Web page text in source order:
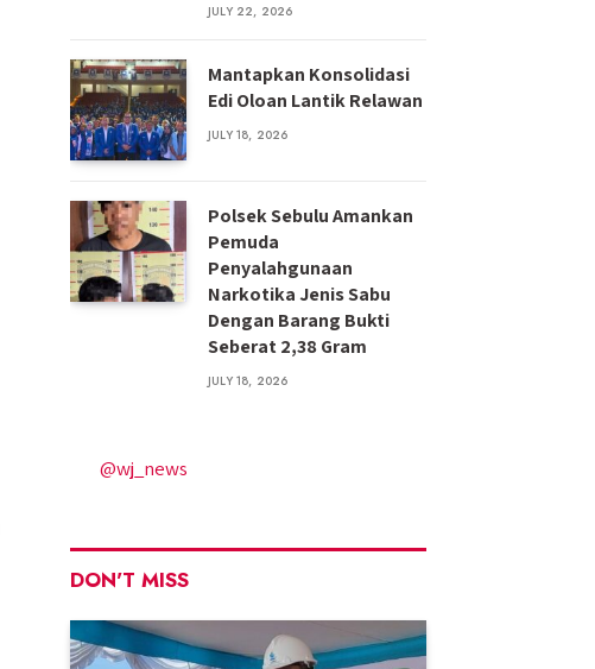
JULY 22, 2026
Mantapkan Konsolidasi
Edi Oloan Lantik Relawan
JULY 18, 2026
Polsek Sebulu Amankan
Pemuda
Penyalahgunaan
Narkotika Jenis Sabu
Dengan Barang Bukti
Seberat 2,38 Gram
JULY 18, 2026
@wj_news
DON'T MISS